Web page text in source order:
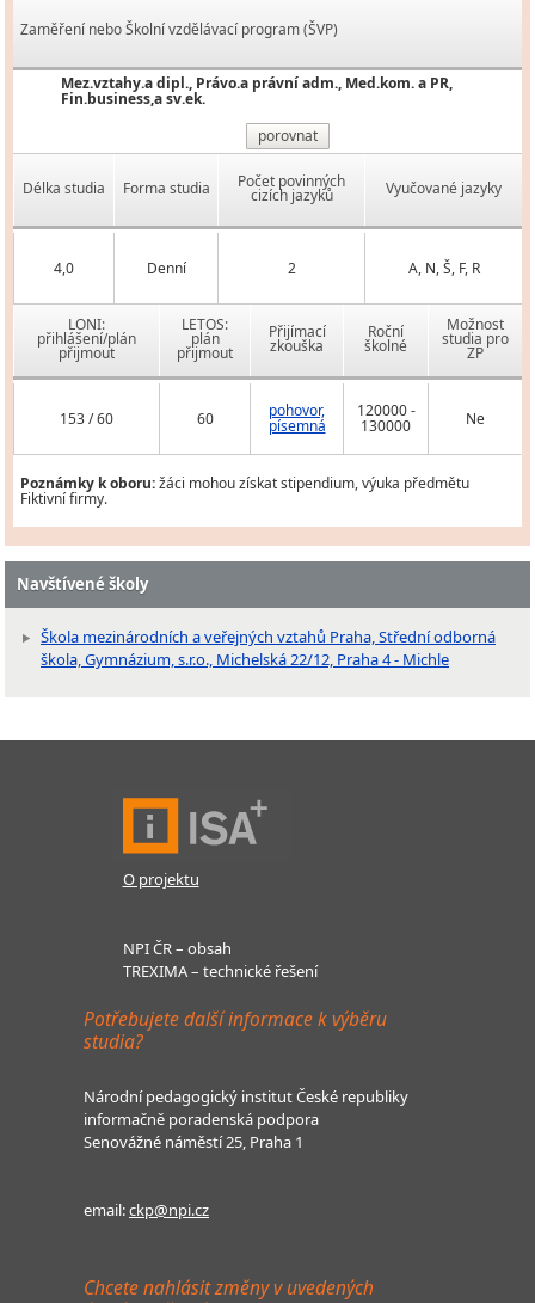
Zaměření nebo Školní vzdělávací program (ŠVP)
Mez.vztahy.a dipl., Právo.a právní adm., Med.kom. a PR,
Fin.business,a sv.ek.
porovnat
Délka studia Forma studia Počet povinných
cizích jazyků Vyučované jazyky
4,0 Denní 2 A, N, Š, F, R
LONI:
přihlášení/plán
přijmout
LETOS:
plán
přijmout
Přijímací
zkouška
Roční
školné
Možnost
studia pro
ZP
153 / 60 60 pohovor,
písemná
120000 -
130000 Ne
Poznámky k oboru:žáci mohou získat stipendium, výuka předmětu
Fiktivní firmy.
Navštívené školy
Škola mezinárodních a veřejných vztahů Praha, Střední odborná
škola, Gymnázium, s.r.o., Michelská 22/12, Praha 4 - Michle
O projektu
NPI ČR – obsah
TREXIMA – technické řešení
Potřebujete další informace k výběru
studia?
Národní pedagogický institut České republiky
informačně poradenská podpora
Senovážné náměstí 25, Praha 1
email:ckp@npi.cz
Chcete nahlásit změny v uvedených